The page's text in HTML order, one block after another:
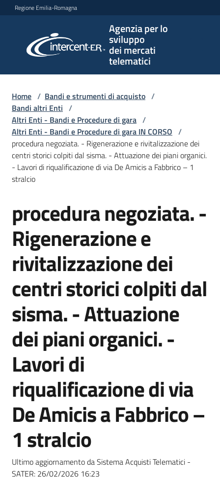
Vai al contenuto
Vai alla navigazione
Vai al footer
Regione Emilia-Romagna
Agenzia per lo
sviluppo
dei mercati
telematici
per lo
sviluppo
telematici
L'Agenzia
Bandi
di
acquisto
Supporto
Piattaforme
telematiche
English
site
Seguici
su
Home / Bandi e strumenti di acquisto /
Bandi altri Enti /
Altri Enti - Bandi e Procedure di gara /
Altri Enti - Bandi e Procedure di gara IN CORSO /
procedura negoziata. - Rigenerazione e rivitalizzazione dei
centri storici colpiti dal sisma. - Attuazione dei piani organici.
- Lavori di riqualificazione di via De Amicis a Fabbrico – 1
stralcio
Salta al contenuto
procedura negoziata. -
Rigenerazione e
rivitalizzazione dei
centri storici colpiti dal
sisma. - Attuazione
dei piani organici. -
Lavori di
riqualificazione di via
De Amicis a Fabbrico –
1 stralcio
Ultimo aggiornamento da Sistema Acquisti Telematici -
SATER: 26/02/2026 16:23